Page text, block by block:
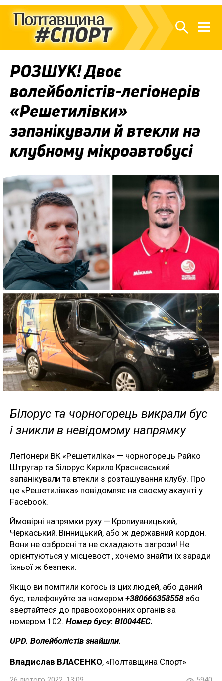
РОЗШУК! Двоє
волейболістів-легіонерів
«Решетилівки»
запанікували й втекли на
клубному мікроавтобусі
Білорус та чорногорець викрали бус
і зникли в невідомому напрямку
Легіонери ВК «Решетиліка» — чорногорець Райко
Штругар та білорус Кирило Краснєвський
запанікували та втекли з розташування клубу. Про
це «Решетилівка» повідомляє на своєму акаунті у
Facebook.
Ймовірні напрямки руху — Кропиувницький,
Черкаський, Вінницький, або ж державний кордон.
Вони не озброєні та не складають загрози! Не
орієнтуються у місцевості, хочемо знайти їх заради
їхньої ж безпеки.
Якщо ви помітили когось із цих людей, або даний
бус, телефонуйте за номером +380666358558 або
звертайтеся до правоохоронних органів за
номером 102. Номер бусу: ВІ0044ЕС.
UPD. Волейболістів знайшли.
Владислав ВЛАСЕНКО, «Полтавщина Спорт»